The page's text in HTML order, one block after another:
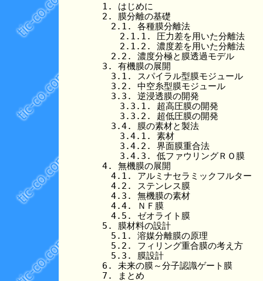
1. はじめに
2. 膜分離の基礎
2.1. 各種膜分離法
2.1.1. 圧力差を用いた分離法
2.1.2. 濃度差を用いた分離法
2.2. 濃度分極と膜透過モデル
3. 有機膜の展開
3.1. スパイラル型膜モジュール
3.2. 中空糸型膜モジュール
3.3. 逆浸透膜の開発
3.3.1. 超高圧膜の開発
3.3.2. 超低圧膜の開発
3.4. 膜の素材と製法
3.4.1. 素材
3.4.2. 界面膜重合法
3.4.3. 低ファウリングＲＯ膜
4. 無機膜の展開
4.1. アルミナセラミックフルター
4.2. ステンレス膜
4.3. 無機膜の素材
4.4. ＮＦ膜
4.5. ゼオライト膜
5. 膜材料の設計
5.1. 溶媒分離膜の原理
5.2. フィリング重合膜の考え方
5.3. 膜設計
6. 未来の膜～分子認識ゲート膜
7. まとめ